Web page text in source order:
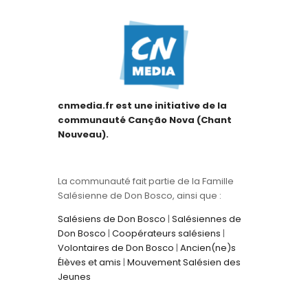
cnmedia.fr est une initiative de la
communauté Canção Nova (Chant
Nouveau).
La communauté fait partie de la Famille
Salésienne de Don Bosco, ainsi que :
Salésiens de Don Bosco | Salésiennes de
Don Bosco | Coopérateurs salésiens |
Volontaires de Don Bosco | Ancien(ne)s
Élèves et amis | Mouvement Salésien des
Jeunes